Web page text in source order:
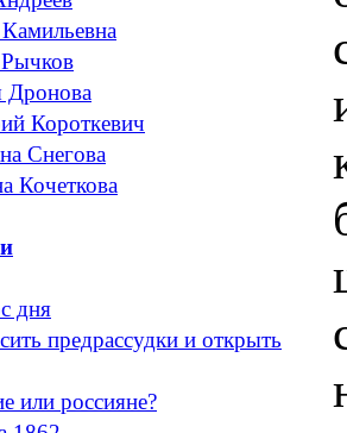
Дронова
Короткевич
Снегова
Кочеткова
дня
предрассудки и открыть
или россияне?